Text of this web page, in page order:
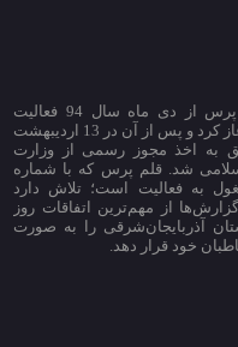
پایگاه خبری قلم پرس از دی ماه سال 94 فعالیت
آزمایشی خود را آغاز کرد و پس از آن در 13 اردیبهشت
95 موفق به اخذ مجوز رسمی از وزارت
شد. قلم پرس که با شماره
77544 مشغول به فعالیت است؛ تلاش دارد
از مهم‌ترین اتفاقات روز
آذربایجان‌شرقی را به صورت
خود قرار دهد.